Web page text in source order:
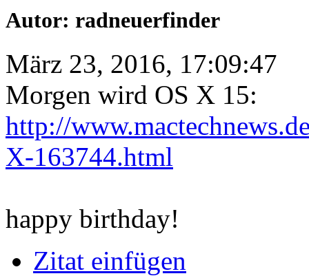
Autor: radneuerfinder
März 23, 2016, 17:09:47
Morgen wird OS X 15:
http://
X-163744.html
happy birthday!
Zitat einfügen